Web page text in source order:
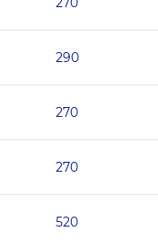
290
270
270
520